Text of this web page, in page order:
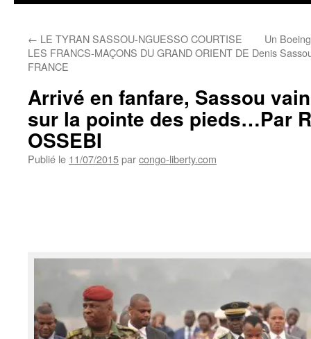
← LE TYRAN SASSOU-NGUESSO COURTISE
LES FRANCS-MAÇONS DU GRAND ORIENT DE
FRANCE
Un
Denis
Arrivé en fanfare, Sassou
sur la pointe des pieds…Par
OSSEBI
Publié le 11/07/2015parcongo-liberty.com